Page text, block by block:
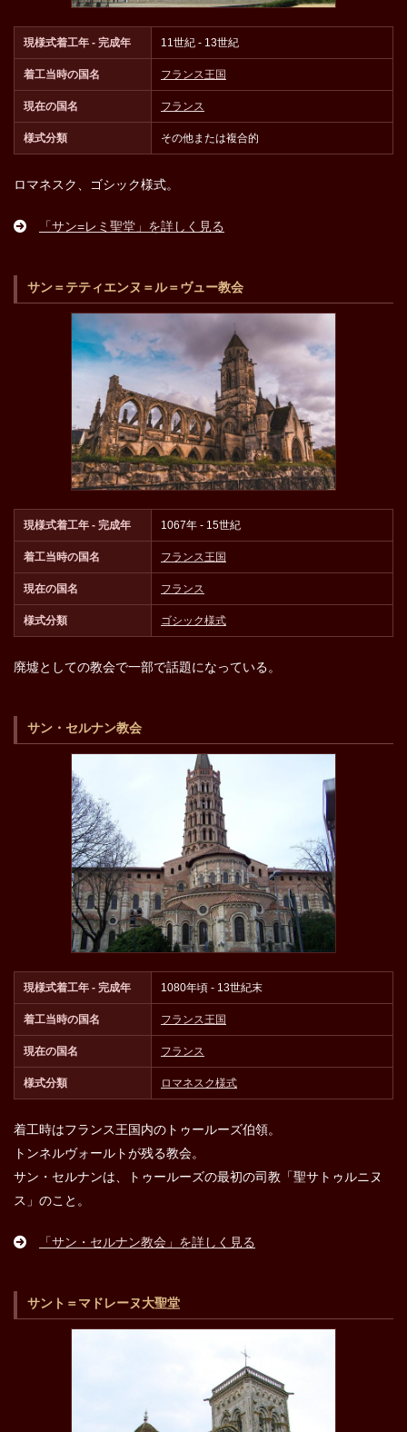
現様式着工年 - 完成年 11世紀 - 13世紀
着工当時の国名 フランス王国
現在の国名 フランス
様式分類 その他または複合的
ロマネスク、ゴシック様式。
「サン=レミ聖堂」を詳しく見る
サン＝テティエンヌ＝ル＝ヴュー教会
現様式着工年 - 完成年 1067年 - 15世紀
着工当時の国名 フランス王国
現在の国名 フランス
様式分類 ゴシック様式
廃墟としての教会で一部で話題になっている。
サン・セルナン教会
現様式着工年 - 完成年 1080年頃 - 13世紀末
着工当時の国名 フランス王国
現在の国名 フランス
様式分類 ロマネスク様式
着工時はフランス王国内のトゥールーズ伯領。
トンネルヴォールトが残る教会。
サン・セルナンは、トゥールーズの最初の司教「聖サトゥルニヌ
ス」のこと。
「サン・セルナン教会」を詳しく見る
サント＝マドレーヌ大聖堂